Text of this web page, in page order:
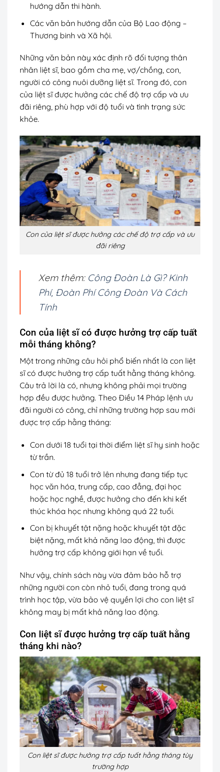
hướng dẫn thi hành.
Các văn bản hướng dẫn của Bộ Lao động –
Thương binh và Xã hội.
Những văn bản này xác định rõ đối tượng thân
nhân liệt sĩ, bao gồm cha mẹ, vợ/chồng, con,
người có công nuôi dưỡng liệt sĩ. Trong đó, con
của liệt sĩ được hưởng các chế độ trợ cấp và ưu
đãi riêng, phù hợp với độ tuổi và tình trạng sức
khỏe.
Con của liệt sĩ được hưởng các chế độ trợ cấp và ưu
đãi riêng
Xem thêm: Công Đoàn Là Gì? Kinh
Phí, Đoàn Phí Công Đoàn Và Cách
Tính
Con của liệt sĩ có được hưởng trợ cấp tuất
mỗi tháng không?
Một trong những câu hỏi phổ biến nhất là con liệt
sĩ có được hưởng trợ cấp tuất hằng tháng không.
Câu trả lời là có, nhưng không phải mọi trường
hợp đều được hưởng. Theo Điều 14 Pháp lệnh ưu
đãi người có công, chỉ những trường hợp sau mới
được trợ cấp hằng tháng:
Con dưới 18 tuổi tại thời điểm liệt sĩ hy sinh hoặc
từ trần.
Con từ đủ 18 tuổi trở lên nhưng đang tiếp tục
học văn hóa, trung cấp, cao đẳng, đại học
hoặc học nghề, được hưởng cho đến khi kết
thúc khóa học nhưng không quá 22 tuổi.
Con bị khuyết tật nặng hoặc khuyết tật đặc
biệt nặng, mất khả năng lao động, thì được
hưởng trợ cấp không giới hạn về tuổi.
Như vậy, chính sách này vừa đảm bảo hỗ trợ
những người con còn nhỏ tuổi, đang trong quá
trình học tập, vừa bảo vệ quyền lợi cho con liệt sĩ
không may bị mất khả năng lao động.
Con liệt sĩ được hưởng trợ cấp tuất hằng
tháng khi nào?
Con liệt sĩ được hưởng trợ cấp tuất hằng tháng tùy
trường hợp